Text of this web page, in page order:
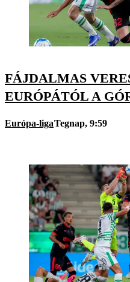
FÁJDALMAS
EURÓPÁTÓL A
Európa-ligaTegnap, 9:59